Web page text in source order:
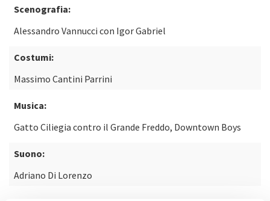
Scenografia:
Alessandro Vannucci con Igor Gabriel
Costumi:
Massimo Cantini Parrini
Musica:
Gatto Ciliegia contro il Grande Freddo, Downtown Boys
Suono:
Adriano Di Lorenzo